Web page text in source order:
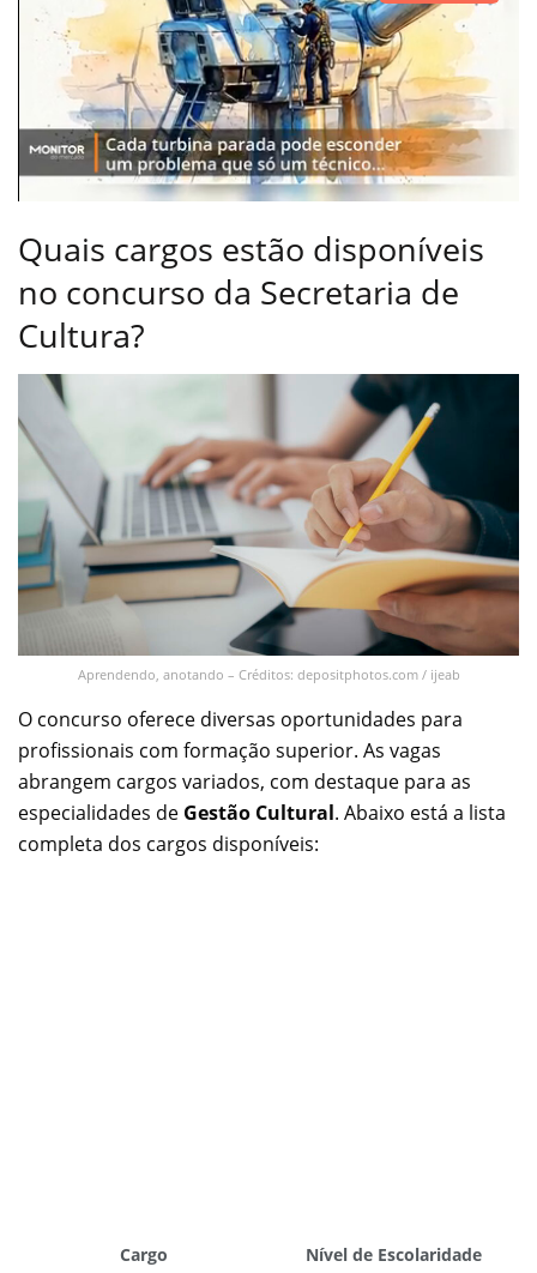
Quais cargos estão disponíveis
no concurso da Secretaria de
Cultura?
Aprendendo, anotando – Créditos: depositphotos.com / ijeab
O concurso oferece diversas oportunidades para
profissionais com formação superior. As vagas
abrangem cargos variados, com destaque para as
especialidades de Gestão Cultural. Abaixo está a lista
completa dos cargos disponíveis:
Cargo Nível de Escolaridade